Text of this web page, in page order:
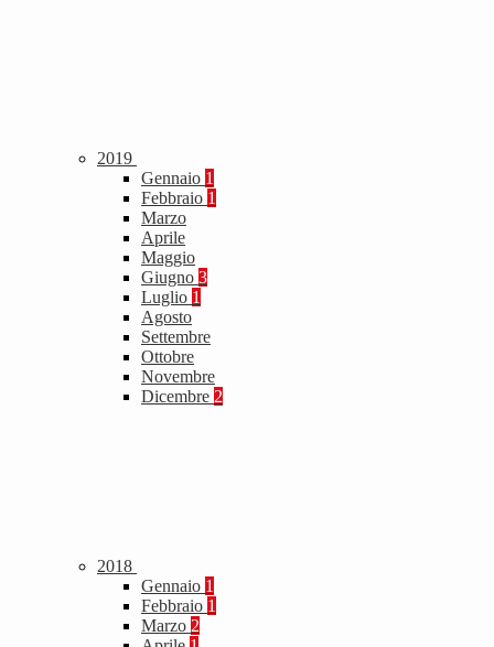
2019
Gennaio 1
Febbraio 1
Marzo
Aprile
Maggio
Giugno 3
Luglio 1
Agosto
Settembre
Ottobre
Novembre
Dicembre 2
2018
Gennaio 1
Febbraio 1
Marzo 2